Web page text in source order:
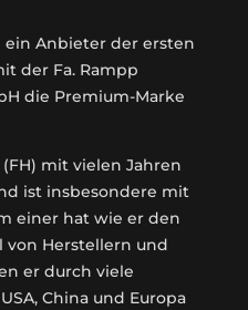
ein An­bieter der ersten
der Fa. Rampp
die Premium-Marke
mit vielen Jahren
ist insbesondere mit
einer hat wie er den
von Herstellern und
er durch viele
China und Europa